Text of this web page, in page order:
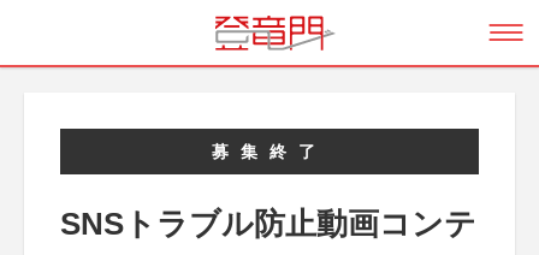
募集終了
SNSトラブル防止動画コンテ